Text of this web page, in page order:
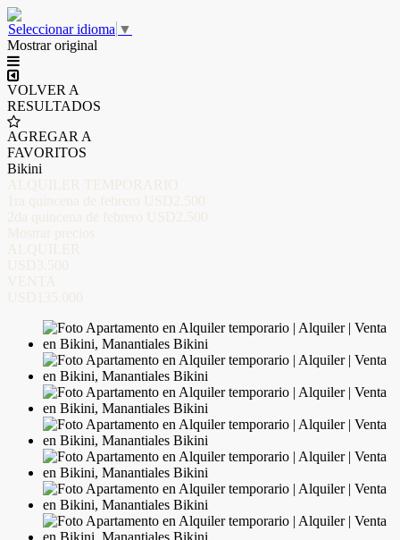
Seleccionar idioma ▼
Mostrar original
VOLVER A
RESULTADOS
AGREGAR A
FAVORITOS
Bikini
ALQUILER TEMPORARIO
1ra quincena de febrero USD2.500
2da quincena de febrero USD2.500
Mostrar precios
ALQUILER
USD3.500
VENTA
USD135.000